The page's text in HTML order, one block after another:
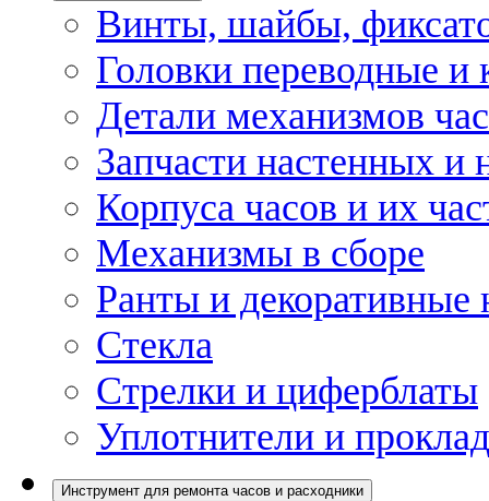
Винты, шайбы,
Головки переводные и
Детали механизмов
Запчасти настенных и
Корпуса часов и их
Механизмы в сборе
Ранты и декоративные
Стекла
Стрелки и циферблаты
Уплотнители и
Инструмент для ремонта часов и расходники